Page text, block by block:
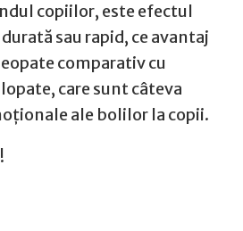
copiilor, este efectul
sau rapid, ce avantaj
comparativ cu
care sunt câteva
ale bolilor la copii.